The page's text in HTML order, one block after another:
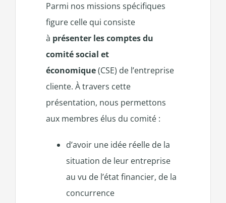
Parmi nos missions spécifiques
figure celle qui consiste
à présenter les comptes du
comité social et
économique(CSE) de l’entreprise
cliente. À travers cette
présentation, nous permettons
aux membres élus du comité :
d’avoir une idée réelle de la
situation de leur entreprise
au vu de l’état financier, de la
concurrence